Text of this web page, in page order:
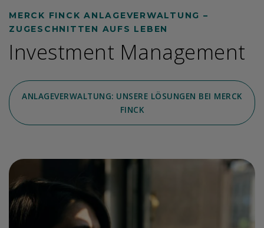
MERCK FINCK ANLAGEVERWALTUNG –
ZUGESCHNITTEN AUFS LEBEN
Investment Management
ANLAGEVERWALTUNG: UNSERE LÖSUNGEN BEI MERCK
FINCK